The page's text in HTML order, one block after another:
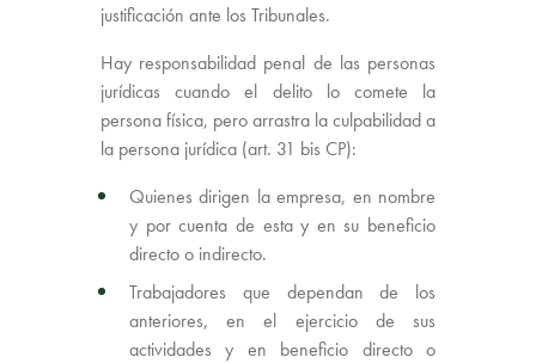
justificación ante los Tribunales.
Hay responsabilidad penal de las personas
jurídicas cuando el delito lo comete la
persona física, pero arrastra la culpabilidad a
la persona jurídica (art. 31 bis CP):
Quienes dirigen la empresa, en nombre
y por cuenta de esta y en su beneficio
directo o indirecto.
Trabajadores que dependan de los
anteriores, en el ejercicio de sus
actividades y en beneficio directo o